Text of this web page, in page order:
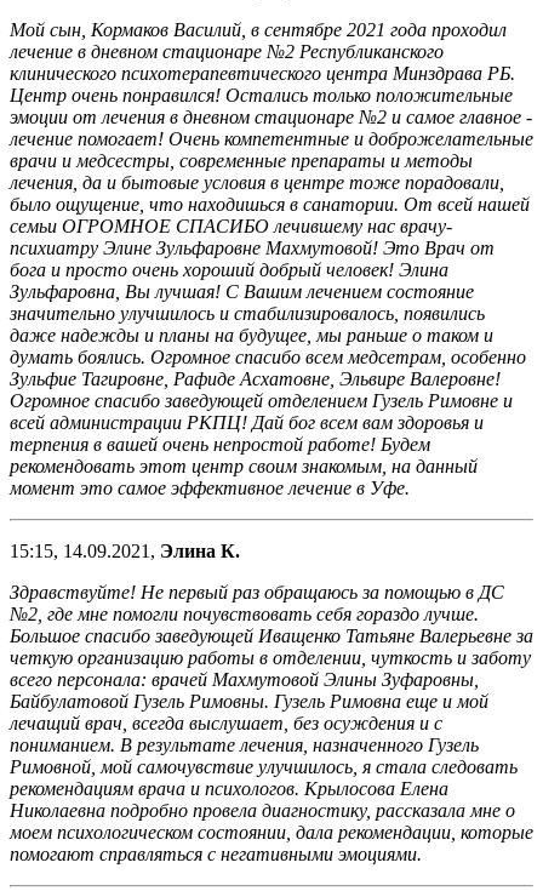
Мой сын, Кормаков Василий, в сентябре 2021 года проходил
лечение в дневном стационаре №2 Республиканского
клинического психотерапевтического центра Минздрава РБ.
Центр очень понравился! Остались только положительные
эмоции от лечения в дневном стационаре №2 и самое главное -
лечение помогает! Очень компетентные и доброжелательные
врачи и медсестры, современные препараты и методы
лечения, да и бытовые условия в центре тоже порадовали,
было ощущение, что находишься в санатории. От всей нашей
семьи ОГРОМНОЕ СПАСИБО лечившему нас врачу-
психиатру Элине Зульфаровне Махмутовой! Это Врач от
бога и просто очень хороший добрый человек! Элина
Зульфаровна, Вы лучшая! С Вашим лечением состояние
значительно улучшилось и стабилизировалось, появились
даже надежды и планы на будущее, мы раньше о таком и
думать боялись. Огромное спасибо всем медсетрам, особенно
Зульфие Тагировне, Рафиде Асхатовне, Эльвире Валеровне!
Огромное спасибо заведующей отделением Гузель Римовне и
всей администрации РКПЦ! Дай бог всем вам здоровья и
терпения в вашей очень непростой работе! Будем
рекомендовать этот центр своим знакомым, на данный
момент это самое эффективное лечение в Уфе.
15:15, 14.09.2021, Элина К.
Здравствуйте! Не первый раз обращаюсь за помощью в ДС
№2, где мне помогли почувствовать себя гораздо лучше.
Большое спасибо заведующей Иващенко Татьяне Валерьевне за
четкую организацию работы в отделении, чуткость и заботу
всего персонала: врачей Махмутовой Элины Зуфаровны,
Байбулатовой Гузель Римовны. Гузель Римовна еще и мой
лечащий врач, всегда выслушает, без осуждения и с
пониманием. В результате лечения, назначенного Гузель
Римовной, мой самочувствие улучшилось, я стала следовать
рекомендациям врача и психологов. Крылосова Елена
Николаевна подробно провела диагностику, рассказала мне о
моем психологическом состоянии, дала рекомендации, которые
помогают справляться с негативными эмоциями.